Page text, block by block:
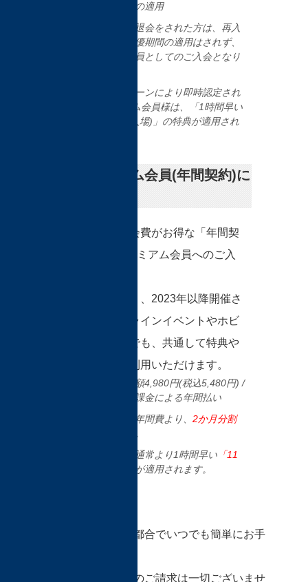
人様一回限りの適用
特優期間中に退会をされた方は、再入
会されても特優期間の適用はされず、
プレミアム会員としてのご入会となり
特優キャンペーンにより即時認定され
たSプレミアム会員様は、「1時間早い
ご入場(11時入場)」の特典が適用され
Sプレミアム会員(年間契約)に
豊富な特典と会費がお得な「年間契
約」でのSプレミアム会員へのご入
TFOだけでなく、2023年以降開催さ
れる他のオンラインイベントやホビ
マコンテンツでも、共通して特典や
サービスをご利用いただけます。
会費 … 年額4,980円(税込5,480円) /
翌年以降自動課金による年間払い
会費が従来の年間費より、 2か月分割
特典として、通常より1時間早い 「11
が適用されます。
退会は、会員様のご都合でいつでも簡単にお手
また、解約違約金等のご請求は一切ございませ